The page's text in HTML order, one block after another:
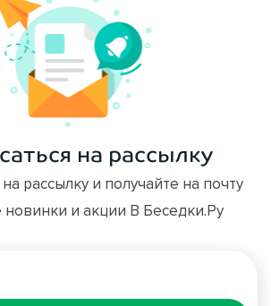
на рассылку
рассылку и получайте на почту
новинки и акции В Беседки.Ру